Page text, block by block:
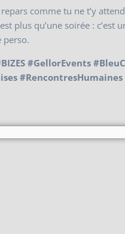
comme tu ne t’y
plus qu’une soirée : c’est
#GellorEvents
#RencontresHumaines